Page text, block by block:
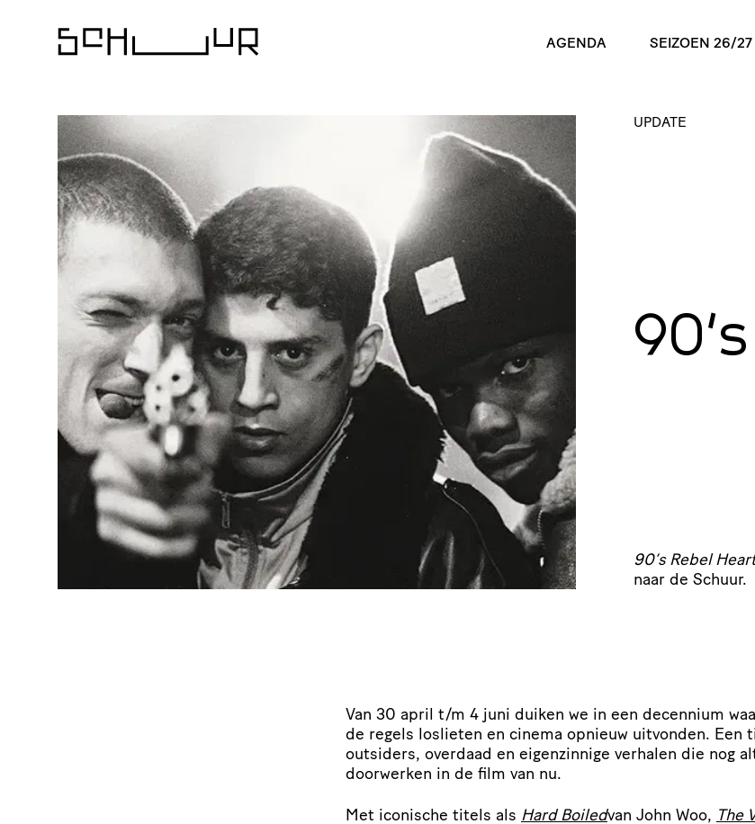
AGENDA SEIZOEN 26/27
UPDATE
90’s Rebel
naar de Schuur.
Van 30 april t/​m 4 juni duiken we in een decennium
de regels loslieten en cinema opnieuw uitvonden. Een
outsiders, overdaad en eigen­zin­nige verhalen die nog
doorwerken in de film van nu.
Met iconische titels als Hard Boiledvan John Woo, The